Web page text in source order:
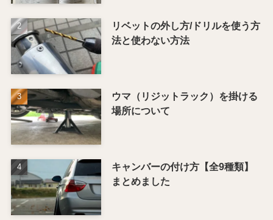
リベットの外し方/ドリルを使う方
法と使わない方法
ウマ（リジットラック）を掛ける
場所について
キャンバーの付け方【全9種類】
まとめました